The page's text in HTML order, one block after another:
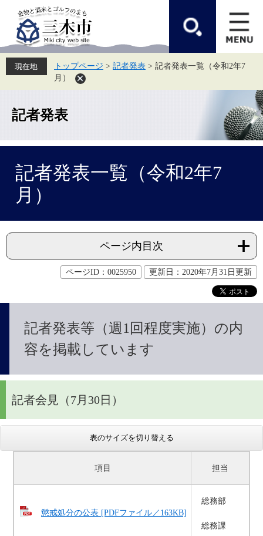
先
頭
を
飛
て
トップページ > 記者発表 > 記者発表一覧（令和2年7
月）
記者発表
記者発表一覧（令和2年7
月）
ページ内目次
ページID：0025950 更新日：2020年7月31日更新
記者発表等（週1回程度実施）の内
容を掲載しています
記者会見（7月30日）
表のサイズを切り替える
項目 担当
懲戒処分の公表 [PDFファイル／163KB]
総務部
総務課